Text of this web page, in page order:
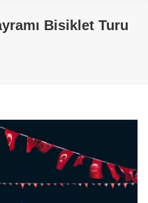
Bisiklet Turu